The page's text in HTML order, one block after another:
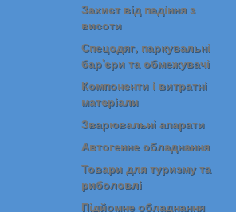
Захист від падіння з
висоти
Спецодяг, паркувальні
бар'єри та обмежувачі
Компоненти і витратні
матеріали
Зварювальні апарати
Автогенне обладнання
Товари для туризму та
риболовлі
Підйомне обладнання